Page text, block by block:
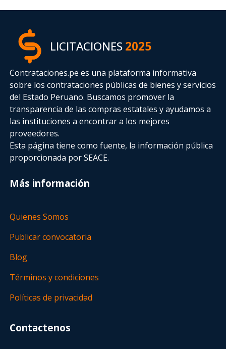
LICITACIONES2025
Contrataciones.pe es una plataforma informativa
sobre los contrataciones públicas de bienes y servicios
del Estado Peruano. Buscamos promover la
transparencia de las compras estatalesy ayudamos a
las instituciones a encontrar a los mejores
proveedores.
Esta página tiene como fuente, la información pública
proporcionada por SEACE.
Más información
Quienes Somos
Publicar convocatoria
Blog
Términos y condiciones
Políticas de privacidad
Contactenos